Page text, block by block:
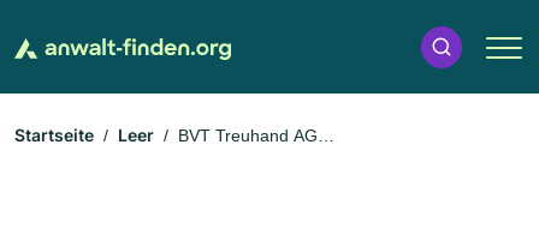
Startseite Leer
BVT Treuhand AG